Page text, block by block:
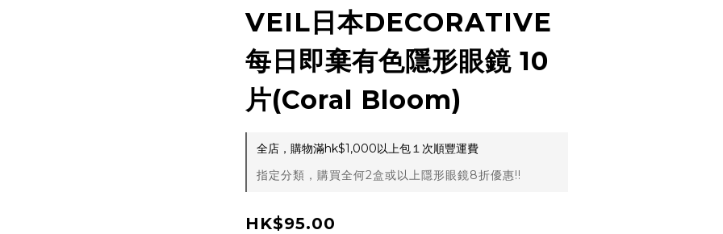
VEIL日本DECORATIVE
每日即棄有色隱形眼鏡 10
片(Coral Bloom)
全店，購物滿hk$1,000以上包１次順豐運費
指定分類，購買全何2盒或以上隱形眼鏡8折優惠!!
HK$95.00